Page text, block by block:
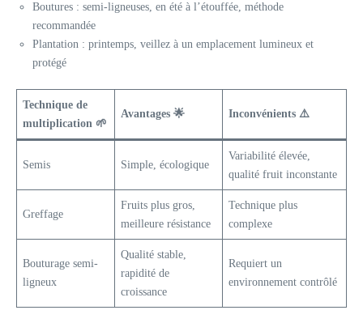
Boutures : semi-ligneuses, en été à l’étouffée, méthode
recommandée
Plantation : printemps, veillez à un emplacement lumineux et
protégé
Technique de
multiplication 🌱
Avantages 🌟 Inconvénients ⚠️
Semis Simple, écologique
Variabilité élevée,
qualité fruit inconstante
Greffage
Fruits plus gros,
meilleure résistance
Technique plus
complexe
Bouturage semi-
ligneux
Qualité stable,
rapidité de
croissance
Requiert un
environnement contrôlé